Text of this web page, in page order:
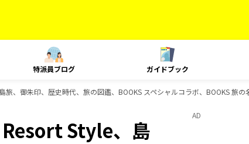
特派員ブログ ガイドブック
、御朱印、歴史時代、旅の図鑑、BOOKS スペシャルコラボ、BOOKS 旅
Style、島
AD